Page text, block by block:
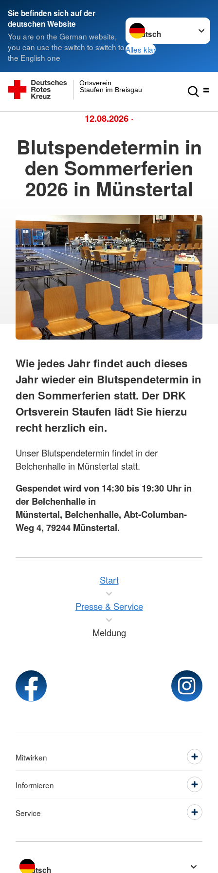
Sie befinden sich auf der
deutschen Website
You are on the German website,
you can use the switch to switch to
the English one
Sprache wechseln zu
Alles klar
Staufen im Breisgau
Ortsverein
12.08.2026 ·
Blutspendetermin in
den Sommerferien
2026 in Münstertal
Wie jedes Jahr findet auch dieses
Jahr wieder ein Blutspendetermin in
den Sommerferien statt. Der DRK
Ortsverein Staufen lädt Sie hierzu
recht herzlich ein.
Unser Blutspendetermin findet in der
Belchenhalle in Münstertal statt.
Gespendet wird von 14:30 bis 19:30 Uhr in
der Belchenhalle in
Münstertal, Belchenhalle, Abt-Columban-
Weg 4, 79244 Münstertal.
Start
Presse & Service
Meldung
Mitwirken
Informieren
Service
Sprache wechseln zu